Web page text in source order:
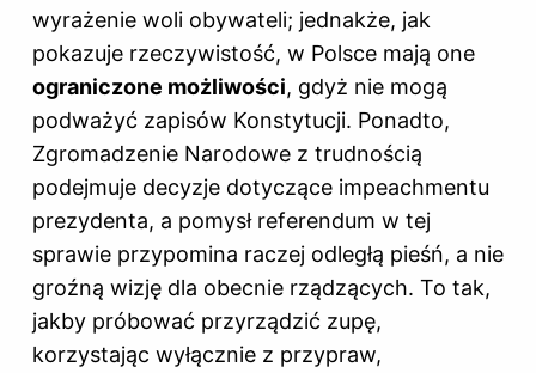
wyrażenie woli obywateli; jednakże, jak
pokazuje rzeczywistość, w Polsce mają one
ograniczone możliwości, gdyż nie mogą
podważyć zapisów Konstytucji. Ponadto,
Zgromadzenie Narodowe z trudnością
podejmuje decyzje dotyczące impeachmentu
prezydenta, a pomysł referendum w tej
sprawie przypomina raczej odległą pieśń, a nie
groźną wizję dla obecnie rządzących. To tak,
jakby próbować przyrządzić zupę,
korzystając wyłącznie z przypraw,